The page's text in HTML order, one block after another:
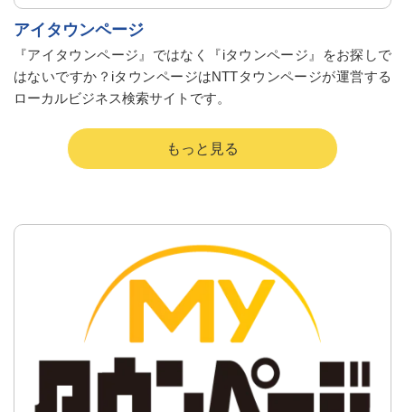
アイタウンページ
『アイタウンページ』ではなく『iタウンページ』をお探しで
はないですか？iタウンページはNTTタウンページが運営する
ローカルビジネス検索サイトです。